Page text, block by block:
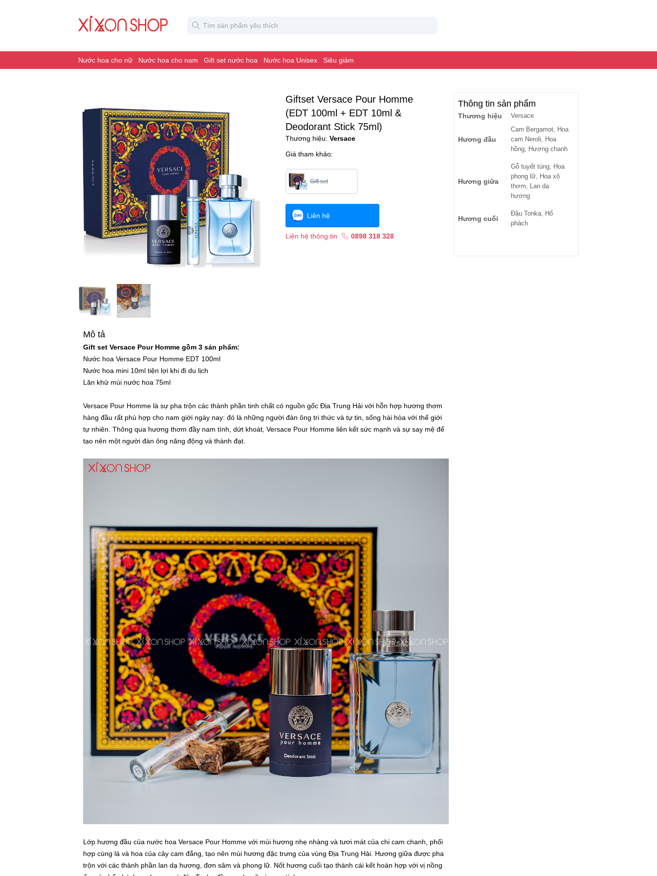
Nước hoa cho nữ Nước hoa cho nam Gift set nước hoa Nước hoa Unisex Siêu giảm
Giftset Versace Pour Homme
(EDT 100ml + EDT 10ml &
Deodorant Stick 75ml)
Thương hiệu: Versace
Giá tham khảo:
Gift set
Liên hệ
Liên hệ thông tin 0898 318 328
Mô tả
Gift set Versace Pour Homme gồm 3 sản phẩm:
Nước hoa Versace Pour Homme EDT 100ml
Nước hoa mini 10ml tiện lợi khi đi du lịch
Lăn khử mùi nước hoa 75ml
Versace Pour Homme là sự pha trộn các thành phần tinh chất có nguồn gốc Địa Trung Hải với hỗn hợp hương thơm
hàng đầu rất phù hợp cho nam giới ngày nay: đó là những người đàn ông tri thức và tự tin, sống hài hòa với thế giới
tự nhiên. Thông qua hương thơm đầy nam tính, dứt khoát, Versace Pour Homme liên kết sức mạnh và sự say mệ để
tạo nên một người đàn ông năng động và thành đạt.
Lớp hương đầu của nước hoa Versace Pour Homme với mùi hương nhẹ nhàng và tươi mát của chi cam chanh, phối
hợp cùng lá và hoa của cây cam đắng, tạo nên mùi hương đặc trưng của vùng Địa Trung Hải. Hương giữa được pha
trộn với các thành phần lan dạ hương, đơn sâm và phong lữ. Nốt hương cuối tạo thành cái kết hoàn hợp với vị nồng
Thông tin sản phẩm
Thương hiệu Versace
Hương đầu
Cam Bergamot, Hoa
cam Neroli, Hoa
hồng, Hương chanh
Hương giữa
Gỗ tuyết tùng, Hoa
phong lữ, Hoa xô
thơm, Lan dạ
hương
Hương cuối
Đậu Tonka, Hổ
phách